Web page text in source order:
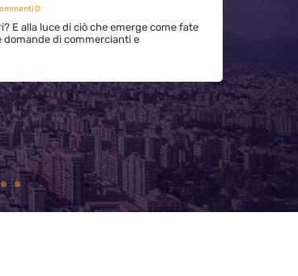
0
E alla luce di ciò che emerge come fate
domande di commercianti e